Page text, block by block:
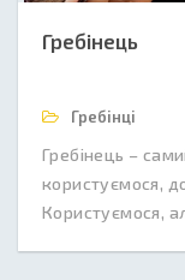
Гребінець
Гребінці
Гребінець –
користуємося,
Користуємося,